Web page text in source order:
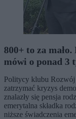
800+ to za
mówi o ponad 3
Politycy klubu Rozwój
zatrzymać kryzys
znalazły się pensja
emerytalna składka
niższe świadczenia